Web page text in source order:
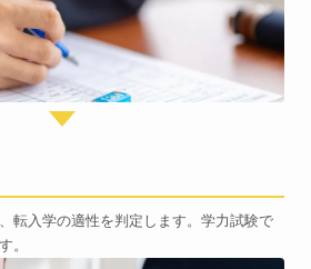
転入学の適性を判定します。学力試験で
。